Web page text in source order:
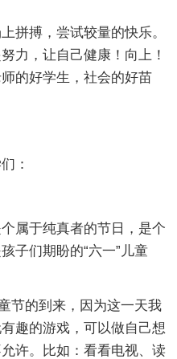
拼搏，尝试较量的快乐。
力，让自己健康！向上！
的好学生，社会的好苗
：
属于纯真者的节日，是个
子们期盼的“六一”儿童
节的到来，因为这一天我
趣的游戏，可以做自己想
许。比如：看看电视、读